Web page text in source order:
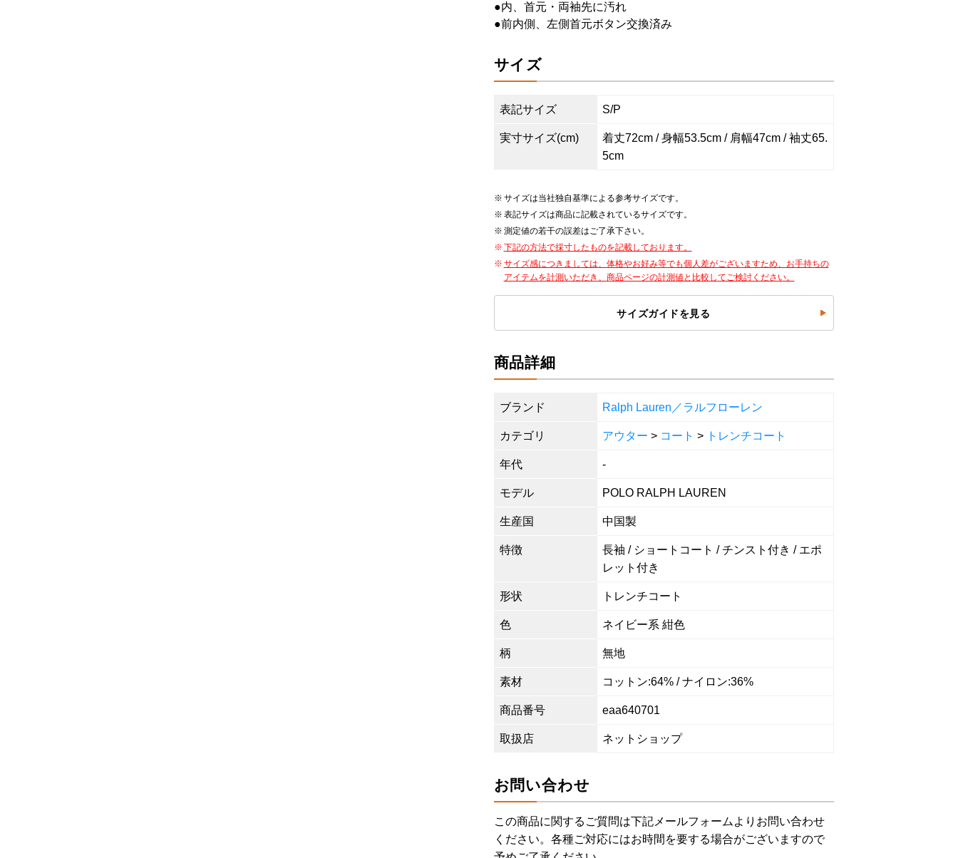
●内、首元・両袖先に汚れ
●前内側、左側首元ボタン交換済み
サイズ
表記サイズ S/P
実寸サイズ(cm)
着丈72cm / 身幅53.5cm / 肩幅47cm / 袖丈65.
5cm
サイズは当社独自基準による参考サイズです。
表記サイズは商品に記載されているサイズです。
測定値の若干の誤差はご了承下さい。
下記の方法で採寸したものを記載しております。
サイズ感につきましては、体格やお好み等でも個人差がございますため、お手持ちの
アイテムを計測いただき、商品ページの計測値と比較してご検討ください。
サイズガイドを見る
商品詳細
ブランド Ralph Lauren／ラルフローレン
カテゴリ アウター > コート > トレンチコート
年代 -
モデル POLO RALPH LAUREN
生産国 中国製
特徴
長袖 / ショートコート / チンスト付き / エポ
レット付き
形状 トレンチコート
色 ネイビー系 紺色
柄 無地
素材 コットン:64% / ナイロン:36%
商品番号 eaa640701
取扱店 ネットショップ
お問い合わせ
この商品に関するご質問は下記メールフォームよりお問い合わせ
ください。各種ご対応にはお時間を要する場合がございますので